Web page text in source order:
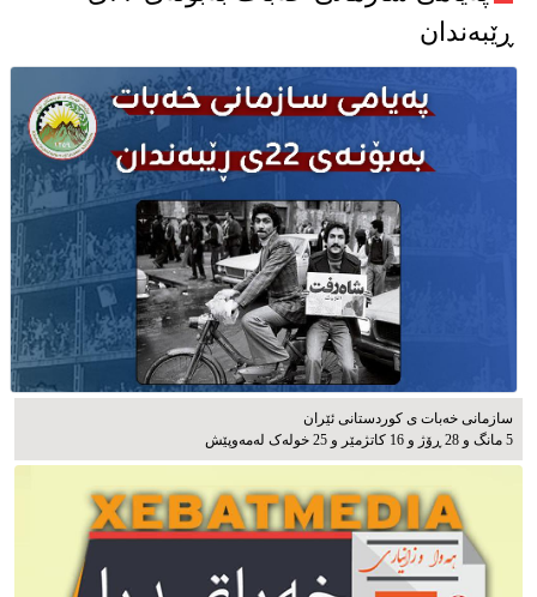
ڕێبەندان
سازمانی خەبات ی كوردستانی ئێران
5 مانگ و 28 ڕۆژ و 16 کاتژمێر و 25 خوله‌ک له‌مه‌وپێش‌